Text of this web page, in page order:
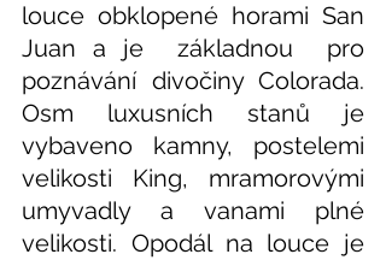
louce obklopené horami San
Juan a je  základnou  pro
poznávání divočiny Colorada.
Osm luxusních stanů je
vybaveno kamny, postelemi
velikosti King, mramorovými
umyvadly a vanami plné
velikosti. Opodál na louce je